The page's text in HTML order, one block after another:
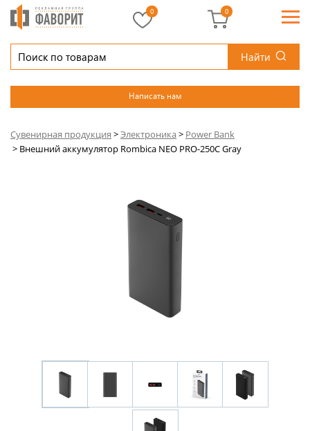
Найти
Написать нам
0 0
Сувенирная продукция >Электроника> Power Bank
> Внешний аккумулятор Rombica NEO PRO-250C Gray